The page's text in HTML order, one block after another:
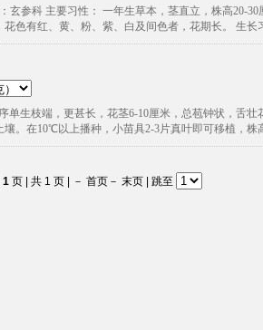
玄参科 主要习性： 一年生草本，茎直立，株高20-
色有红、黄、粉、紫、白及间色者，花期长。 生长
单生枝端，更甚长，花茎6-10厘米，总苞钟状，舌壮
。在10℃以上播种，小苗具2-3片真叶即可移植，株
1 页 | 共 1 页 | － 首页 － 末页 | 跳至